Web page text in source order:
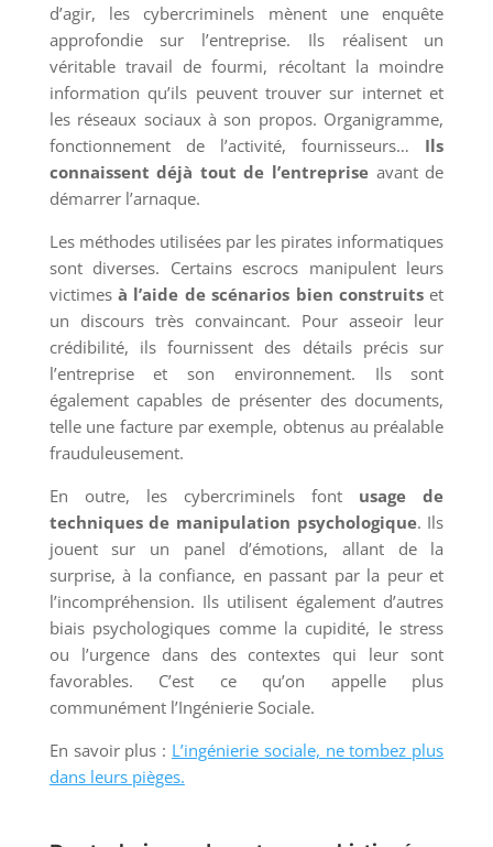
d’agir, les cybercriminels mènent une enquête
approfondie sur l’entreprise. Ils réalisent un
véritable travail de fourmi, récoltant la moindre
information qu’ils peuvent trouver sur internet et
les réseaux sociaux à son propos. Organigramme,
fonctionnement de l’activité, fournisseurs… Ils
connaissent déjà tout de l’entreprise avant de
démarrer l’arnaque.
Les méthodes utilisées par les pirates informatiques
sont diverses. Certains escrocs manipulent leurs
victimesà l’aide de scénarios bien construitset
un discours très convaincant. Pour asseoir leur
crédibilité, ils fournissent des détails précis sur
l’entreprise et son environnement. Ils sont
également capables de présenter des documents,
telle une facture par exemple, obtenus au préalable
frauduleusement.
En outre, les cybercriminels font usage de
techniques de manipulation psychologique. Ils
jouent sur un panel d’émotions, allant de la
surprise, à la confiance, en passant par la peur et
l’incompréhension. Ils utilisent également d’autres
biais psychologiques comme la cupidité, le stress
ou l’urgence dans des contextes qui leur sont
favorables. C’est ce qu’on appelle plus
communément l’Ingénierie Sociale.
En savoir plus : L’ingénierie sociale, ne tombez plus
dans leurs pièges.